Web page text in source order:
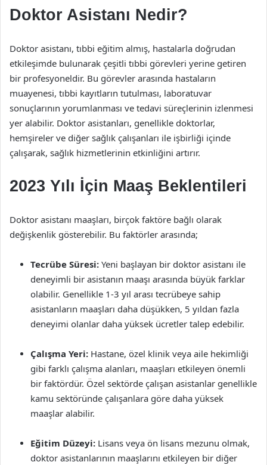
Doktor Asistanı Nedir?
Doktor asistanı, tıbbi eğitim almış, hastalarla doğrudan
etkileşimde bulunarak çeşitli tıbbi görevleri yerine getiren
bir profesyoneldir. Bu görevler arasında hastaların
muayenesi, tıbbi kayıtların tutulması, laboratuvar
sonuçlarının yorumlanması ve tedavi süreçlerinin izlenmesi
yer alabilir. Doktor asistanları, genellikle doktorlar,
hemşireler ve diğer sağlık çalışanları ile işbirliği içinde
çalışarak, sağlık hizmetlerinin etkinliğini artırır.
2023 Yılı İçin Maaş Beklentileri
Doktor asistanı maaşları, birçok faktöre bağlı olarak
değişkenlik gösterebilir. Bu faktörler arasında;
Tecrübe Süresi: Yeni başlayan bir doktor asistanı ile
deneyimli bir asistanın maaşı arasında büyük farklar
olabilir. Genellikle 1-3 yıl arası tecrübeye sahip
asistanların maaşları daha düşükken, 5 yıldan fazla
deneyimi olanlar daha yüksek ücretler talep edebilir.
Çalışma Yeri: Hastane, özel klinik veya aile hekimliği
gibi farklı çalışma alanları, maaşları etkileyen önemli
bir faktördür. Özel sektörde çalışan asistanlar genellikle
kamu sektöründe çalışanlara göre daha yüksek
maaşlar alabilir.
Eğitim Düzeyi: Lisans veya ön lisans mezunu olmak,
doktor asistanlarının maaşlarını etkileyen bir diğer